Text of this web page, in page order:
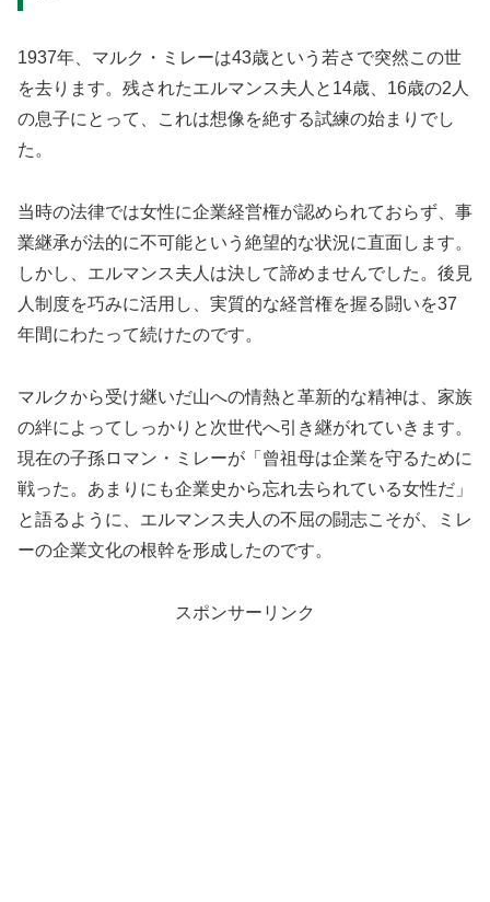
1937年、マルク・ミレーは43歳という若さで突然この世
を去ります。残されたエルマンス夫人と14歳、16歳の2人
の息子にとって、これは想像を絶する試練の始まりでし
た。
当時の法律では女性に企業経営権が認められておらず、事
業継承が法的に不可能という絶望的な状況に直面します。
しかし、エルマンス夫人は決して諦めませんでした。後見
人制度を巧みに活用し、実質的な経営権を握る闘いを37
年間にわたって続けたのです。
マルクから受け継いだ山への情熱と革新的な精神は、家族
の絆によってしっかりと次世代へ引き継がれていきます。
現在の子孫ロマン・ミレーが「曾祖母は企業を守るために
戦った。あまりにも企業史から忘れ去られている女性だ」
と語るように、エルマンス夫人の不屈の闘志こそが、ミレ
ーの企業文化の根幹を形成したのです。
スポンサーリンク